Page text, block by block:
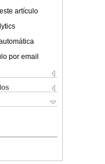
artículo
por email